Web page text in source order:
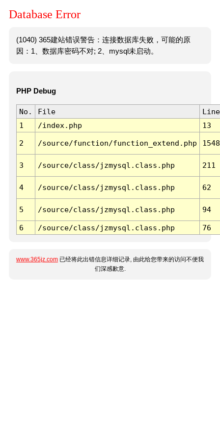
Database Error
(1040) 365建站错误警告：连接数据库失败，可能的原
因：1、数据库密码不对; 2、mysql未启动。
PHP Debug
No. File
Line
1
/index.php 13
2 /source/function/function_extend.php 1548
3 /source/class/jzmysql.class.php 211
4 /source/class/jzmysql.class.php 62
5 /source/class/jzmysql.class.php 94
6 /source/class/jzmysql.class.php 76
www.365jz.com 已经将此出错信息详细记录, 由此给您带来的访问不便我
们深感歉意.